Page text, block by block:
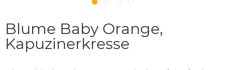
Blume Baby Orange,
Kapuzinerkresse